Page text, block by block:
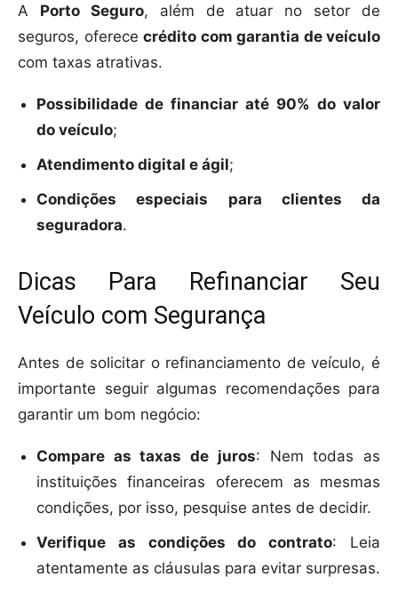
A Porto Seguro, além de atuar no setor de
seguros, oferece crédito com garantia de veículo
com taxas atrativas.
Possibilidade de financiar até 90% do valor
do veículo;
Atendimento digital e ágil;
Condições especiais para clientes da
seguradora.
Dicas Para Refinanciar Seu
Veículo com Segurança
Antes de solicitar o refinanciamento de veículo, é
importante seguir algumas recomendações para
garantir um bom negócio:
Compare as taxas de juros: Nem todas as
instituições financeiras oferecem as mesmas
condições, por isso, pesquise antes de decidir.
Verifique as condições do contrato: Leia
atentamente as cláusulas para evitar surpresas.